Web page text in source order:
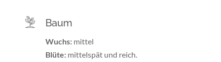
Baum
Wuchs:mittel
Blüte:mittelspät und reich.